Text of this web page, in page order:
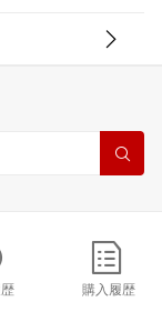
購入履歴